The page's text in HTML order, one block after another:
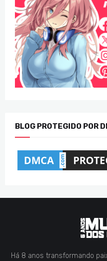
BLOG PROTEGIDO POR
Há 8 anos transformando